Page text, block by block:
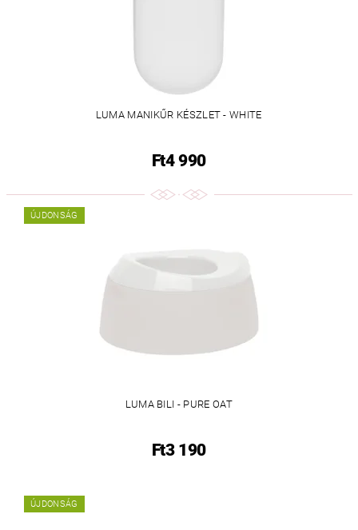
LUMA MANIKŰR KÉSZLET - WHITE
Ft4 990
ÚJDONSÁG
LUMA BILI - PURE OAT
Ft3 190
ÚJDONSÁG